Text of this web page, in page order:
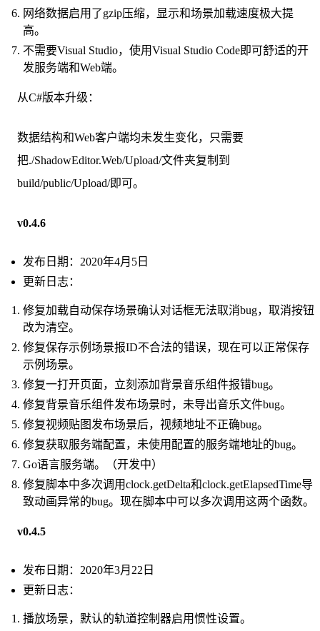
网络数据启用了gzip压缩，显示和场景加载速度极大提
高。
不需要Visual Studio，使用Visual Studio Code即可舒适的开
发服务端和Web端。
从C#版本升级：
数据结构和Web客户端均未发生变化，只需要
把./ShadowEditor.Web/Upload/文件夹复制到
build/public/Upload/即可。
v0.4.6
发布日期：2020年4月5日
更新日志：
修复加载自动保存场景确认对话框无法取消bug，取消按钮
改为清空。
修复保存示例场景报ID不合法的错误，现在可以正常保存
示例场景。
修复一打开页面，立刻添加背景音乐组件报错bug。
修复背景音乐组件发布场景时，未导出音乐文件bug。
修复视频贴图发布场景后，视频地址不正确bug。
修复获取服务端配置，未使用配置的服务端地址的bug。
Go语言服务端。（开发中）
修复脚本中多次调用clock.getDelta和clock.getElapsedTime导
致动画异常的bug。现在脚本中可以多次调用这两个函数。
v0.4.5
发布日期：2020年3月22日
更新日志：
播放场景，默认的轨道控制器启用惯性设置。